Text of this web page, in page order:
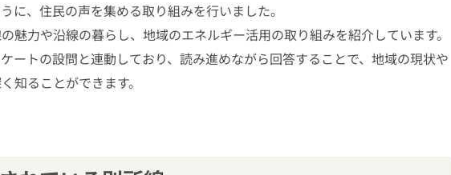
に、住民の声を集める取り組みを行いました。
魅力や沿線の暮らし、地域のエネルギー活用の取り組みを紹介しています。
ートの設問と連動しており、読み進めながら回答することで、地域の現状や
知ることができます。